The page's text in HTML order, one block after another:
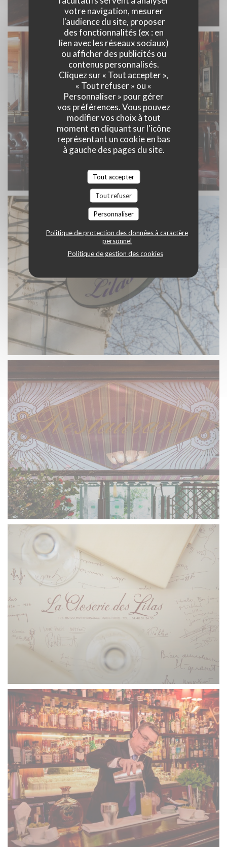
votre navigation, mesurer
l'audience du site, proposer
des fonctionnalités (ex : en
lien avec les réseaux sociaux)
ou afficher des publicités ou
contenus personnalisés.
Cliquez sur « Tout accepter »,
« Tout refuser » ou «
Personnaliser » pour gérer
vos préférences. Vous pouvez
modifier vos choix à tout
moment en cliquant sur l'icône
représentant un cookie en bas
à gauche des pages du site.
Tout accepter
Tout refuser
Personnaliser
Politique de protection des données à caractère
personnel
Politique de gestion des cookies